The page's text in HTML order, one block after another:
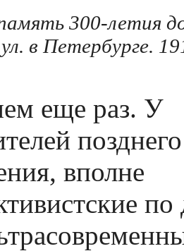
300-летия
в Петербурге.
еще раз. У
вполне